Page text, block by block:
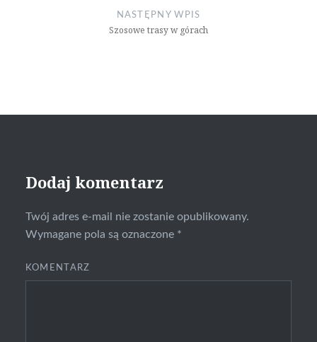
NASTĘPNY WPIS
Szosowe trasy w górach
Dodaj komentarz
Twój adres e-mail nie zostanie opublikowany.
Wymagane pola są oznaczone *
KOMENTARZ